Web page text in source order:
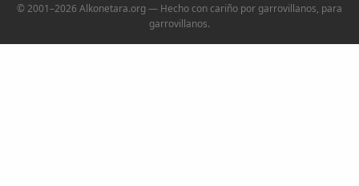
© 2001–2026 Alkonetara.org — Hecho con cariño por garrovillanos, para
garrovillanos.